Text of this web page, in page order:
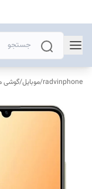
radvinphone
/موبایل/گوشی